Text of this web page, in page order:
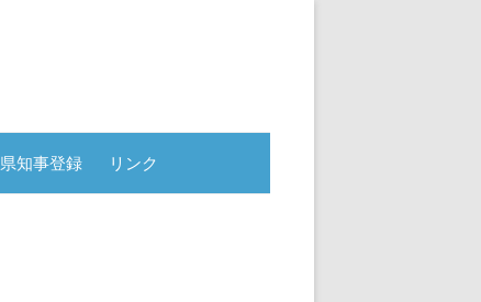
県知事登録 リンク